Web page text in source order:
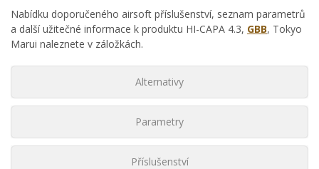
Nabídku doporučeného airsoft příslušenství, seznam parametrů
a další užitečné informace k produktu HI-CAPA 4.3, GBB, Tokyo
Marui naleznete v záložkách.
Alternativy
Parametry
Příslušenství